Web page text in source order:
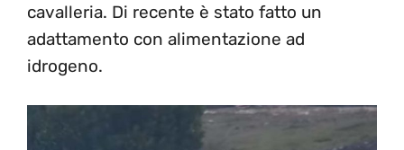
cavalleria. Di recente è stato fatto un
adattamento con alimentazione ad
idrogeno.